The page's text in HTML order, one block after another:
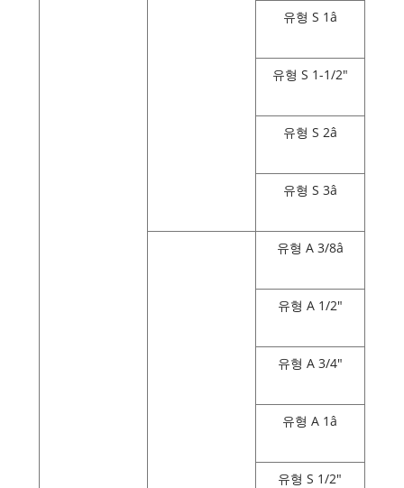
유형 S 1â
유형 S 1-1/2"
유형 S 2â
유형 S 3â
유형 A 3/8â
유형 A 1/2"
유형 A 3/4"
유형 A 1â
유형 S 1/2"